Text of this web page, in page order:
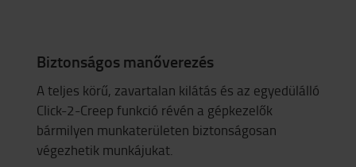
Biztonságos manőverezés
A teljes körű, zavartalan kilátás és az egyedülálló
Click-2-Creep funkció révén a gépkezelők
bármilyen munkaterületen biztonságosan
végezhetik munkájukat.